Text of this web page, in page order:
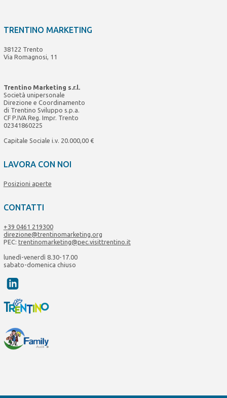
TRENTINO MARKETING
38122 Trento
Via Romagnosi, 11
Trentino Marketing s.r.l.
Società unipersonale
Direzione e Coordinamento
di Trentino Sviluppo s.p.a.
CF P.IVA Reg. Impr. Trento
02341860225
Capitale Sociale i.v. 20.000,00 €
LAVORA CON NOI
Posizioni aperte
CONTATTI
+39 0461 219300
direzione@trentinomarketing.org
PEC: trentinomarketing@pec.visittrentino.it
lunedì-venerdì 8.30-17.00
sabato-domenica chiuso